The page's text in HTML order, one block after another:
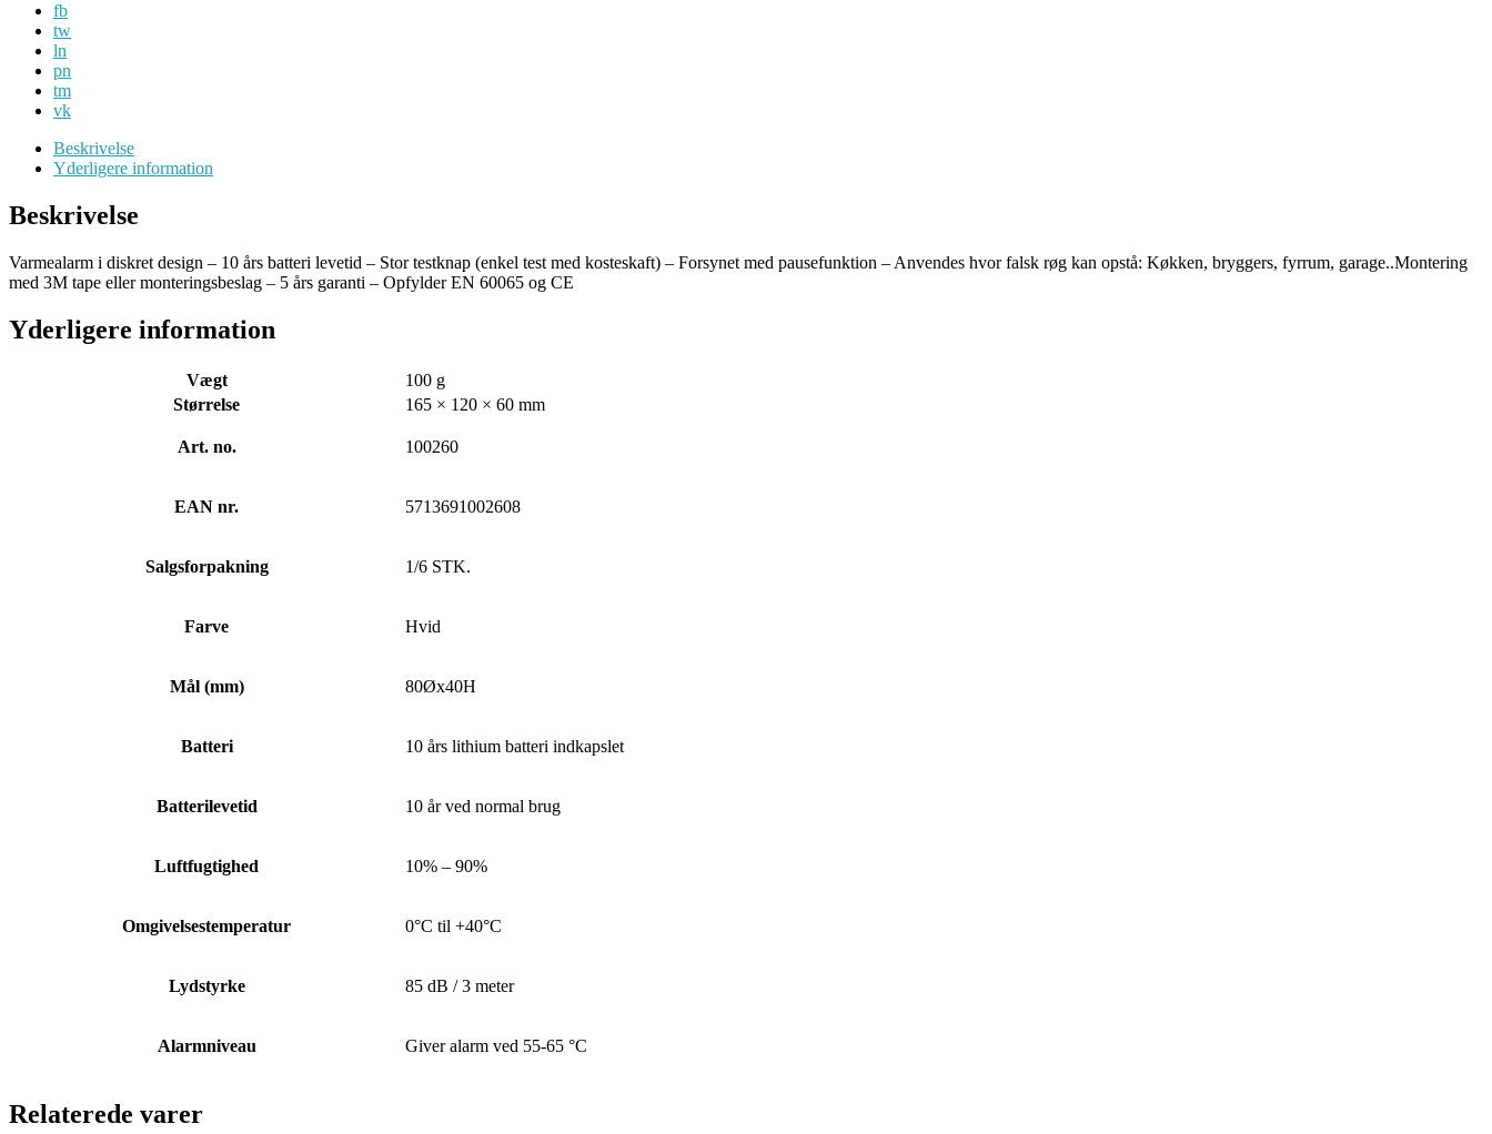
fb
tw
ln
pn
tm
vk
Beskrivelse
Yderligere information
Beskrivelse
Varmealarm i diskret design – 10 års batteri levetid – Stor testknap (enkel test med kosteskaft) – Forsynet med pausefunktion – Anvendes hvor falsk røg kan opstå: Køkken, bryggers, fyrrum, garage..Montering
med 3M tape eller monteringsbeslag – 5 års garanti – Opfylder EN 60065 og CE
Yderligere information
Vægt
100 g
Størrelse
165 × 120 × 60 mm
Art. no. 100260
EAN nr. 5713691002608
Salgsforpakning 1/6 STK.
Farve Hvid
Mål (mm) 80Øx40H
Batteri 10 års lithium batteri indkapslet
Batterilevetid 10 år ved normal brug
Luftfugtighed 10% – 90%
Omgivelsestemperatur 0°C til +40°C
Lydstyrke 85 dB / 3 meter
Alarmniveau Giver alarm ved 55-65 °C
Relaterede varer